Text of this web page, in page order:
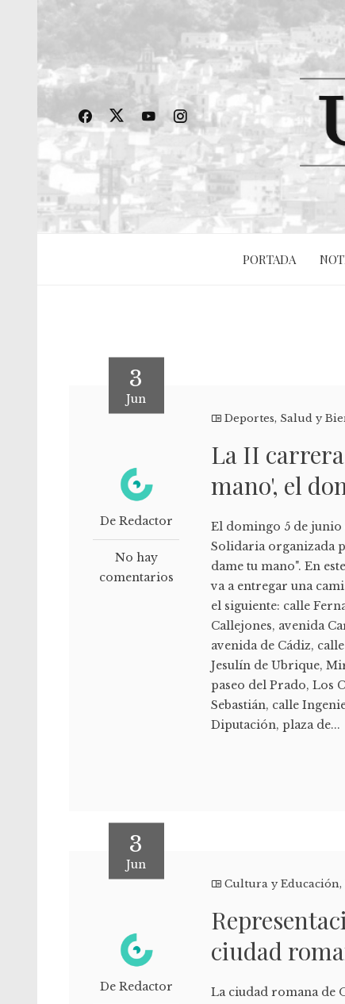
PORTADA
3
Jun
De Redactor
No hay
comentarios
Deportes, Salud y
La II
mano', el
El domingo 5 de junio
Solidaria organizada
dame tu mano". En
va a entregar una
el siguiente: calle
Callejones, avenida
avenida de Cádiz,
Jesulín de Ubrique,
paseo del Prado, Los
Sebastián, calle
Diputación, plaza de...
3
Jun
De Redactor
Cultura y Educación,
ciudad
La ciudad romana de